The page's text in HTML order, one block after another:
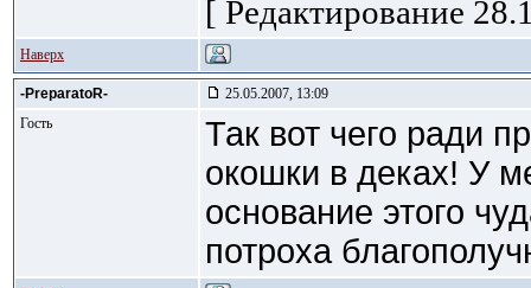
[ Редактирование
Наверх
-PreparatoR-
25.05.2007, 13:09
Гость
Так вот чего ради
окошки в деках! У
основание этого
потроха